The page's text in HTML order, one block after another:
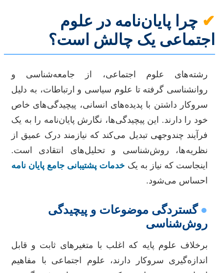
✔ چرا پایان‌نامه در علوم
اجتماعی یک چالش است؟
رشته‌های علوم اجتماعی، از جامعه‌شناسی و
روانشناسی گرفته تا علوم سیاسی و ارتباطات، به دلیل
سروکار داشتن با پدیده‌های انسانی، پیچیدگی‌های خاص
خود را دارند. این پیچیدگی‌ها، نگارش پایان‌نامه را به یک
فرآیند چندوجهی تبدیل می‌کند که نیازمند درک عمیق از
نظریه‌ها، روش‌شناسی و تحلیل‌های انتقادی است.
اینجاست که نیاز به یک خدمات پشتیبانی جامع پایان نامه
احساس می‌شود.
● گستردگی موضوعات و پیچیدگی
روش‌شناسی
برخلاف علوم پایه که اغلب با متغیرهای ثابت و قابل
اندازه‌گیری سروکار دارند، علوم اجتماعی با مفاهیم